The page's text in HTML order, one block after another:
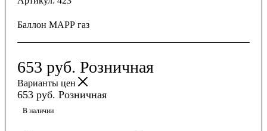
Баллон MAPP газ
653 руб. Розничная
Варианты цен
653 руб. Розничная
В наличии